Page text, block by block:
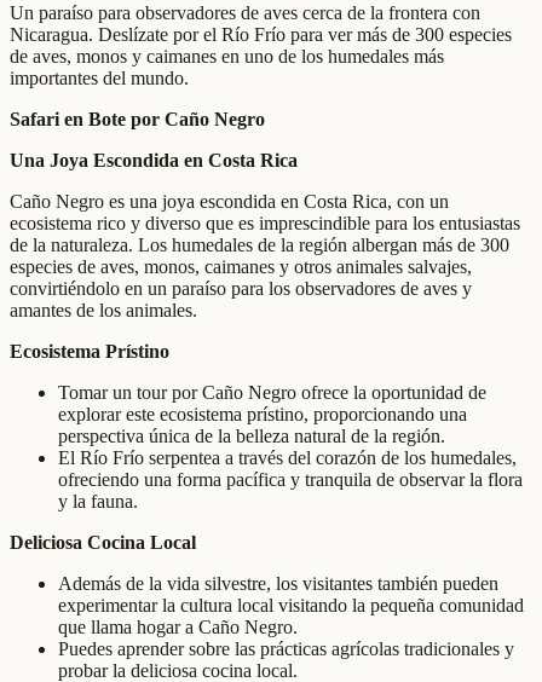
Un paraíso para observadores de aves cerca de la frontera con
Nicaragua. Deslízate por el Río Frío para ver más de 300 especies
de aves, monos y caimanes en uno de los humedales más
importantes del mundo.
Safari en Bote por Caño Negro
Una Joya Escondida en Costa Rica
Caño Negro es una joya escondida en Costa Rica, con un
ecosistema rico y diverso que es imprescindible para los entusiastas
de la naturaleza. Los humedales de la región albergan más de 300
especies de aves, monos, caimanes y otros animales salvajes,
convirtiéndolo en un paraíso para los observadores de aves y
amantes de los animales.
Ecosistema Prístino
Tomar un tour por Caño Negro ofrece la oportunidad de
explorar este ecosistema prístino, proporcionando una
perspectiva única de la belleza natural de la región.
El Río Frío serpentea a través del corazón de los humedales,
ofreciendo una forma pacífica y tranquila de observar la flora
y la fauna.
Deliciosa Cocina Local
Además de la vida silvestre, los visitantes también pueden
experimentar la cultura local visitando la pequeña comunidad
que llama hogar a Caño Negro.
Puedes aprender sobre las prácticas agrícolas tradicionales y
probar la deliciosa cocina local.